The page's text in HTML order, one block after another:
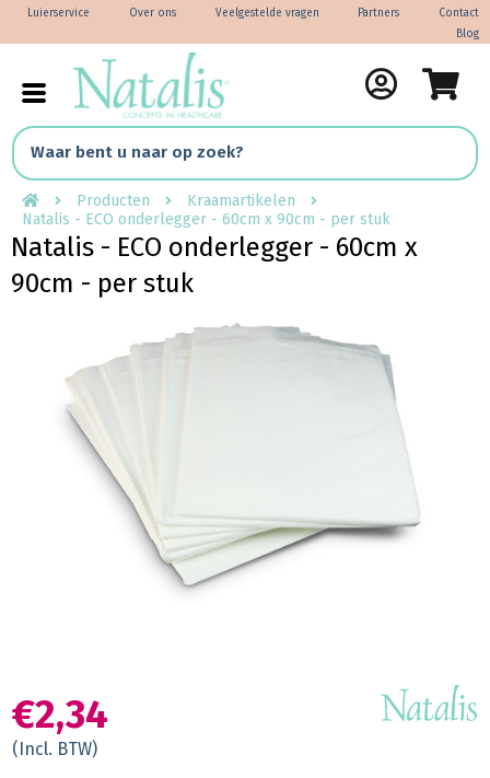
Contact
Partners
Veelgestelde vragen
Over ons
Luierservice
Blog
Producten
Kraamartikelen
Natalis - ECO onderlegger - 60cm x 90cm - per stuk
Natalis - ECO onderlegger - 60cm x
90cm - per stuk
€2,34
(Incl. BTW)